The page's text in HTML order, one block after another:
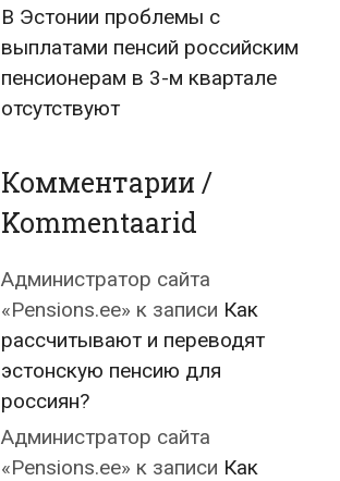
В Эстонии проблемы с
выплатами пенсий российским
пенсионерам в 3-м квартале
отсутствуют
Комментарии /
Kommentaarid
Администратор сайта
«Pensions.ee» к записи Как
рассчитывают и переводят
эстонскую пенсию для
россиян?
Администратор сайта
«Pensions.ee» к записи Как